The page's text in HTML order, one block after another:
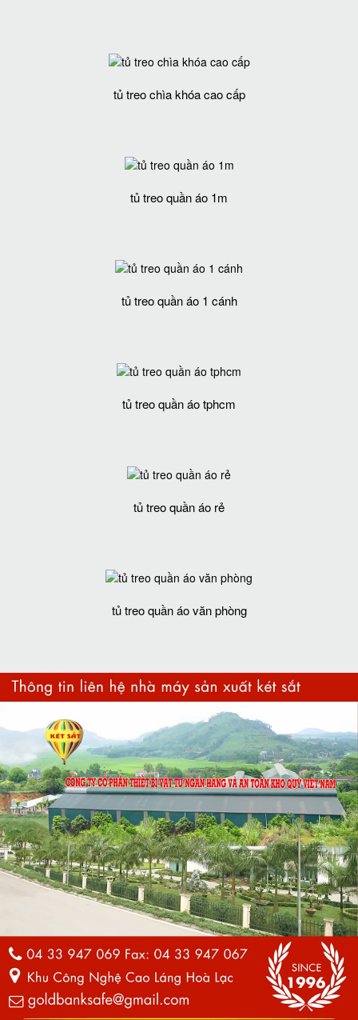
tủ treo chìa khóa cao cấp
tủ treo quần áo 1m
tủ treo quần áo 1 cánh
tủ treo quần áo tphcm
tủ treo quần áo rẻ
tủ treo quần áo văn phòng